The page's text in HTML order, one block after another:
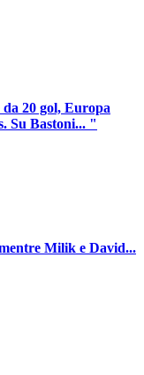
20 gol, Europa
Su Bastoni... "
Milik e David...